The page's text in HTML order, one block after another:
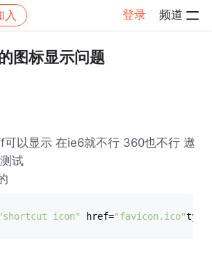
入 登录 频道
帖子详情
图标显示问题
可以显示 在ie6就不行 360也不行 遨
试
icon" href="favicon.ico"